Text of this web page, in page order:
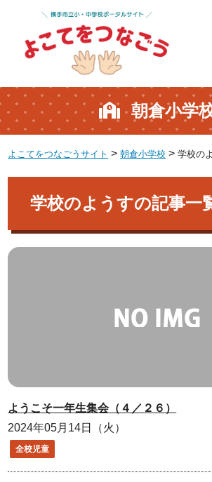
朝倉小学
よこてをつなごうサイト >朝倉小学校 >学校の
学校のようすの記事一
ようこそ一年生集会（４／２６）
2024年05月14日（火）
全校児童